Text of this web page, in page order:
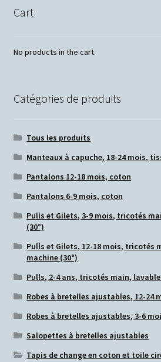
Cart
No products in the cart.
Catégories de produits
Tous les produits
Manteaux à capuche, 18-24 mois,
Pantalons 12-18 mois, coton
Pantalons 6-9 mois, coton
Pulls et Gilets, 3-9 mois, tricotés
(30°)
Pulls et Gilets, 12-18 mois, tricotés
machine (30°)
Pulls, 2-4 ans, tricotés main,
Robes à bretelles ajustables, 12-24
Robes à bretelles ajustables, 3-6
Salopettes à bretelles ajustables
Tapis de change en coton et toile